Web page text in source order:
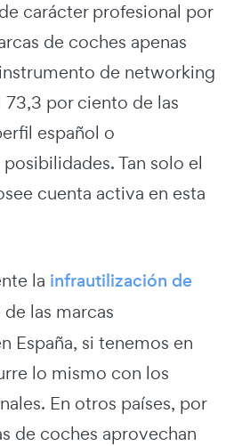
carácter profesional por
de coches apenas
de networking
73,3 por ciento de las
español o
Tan solo el
cuenta activa en esta
la infrautilización de
las marcas
España, si tenemos en
lo mismo con los
En otros países, por
de coches aprovechan